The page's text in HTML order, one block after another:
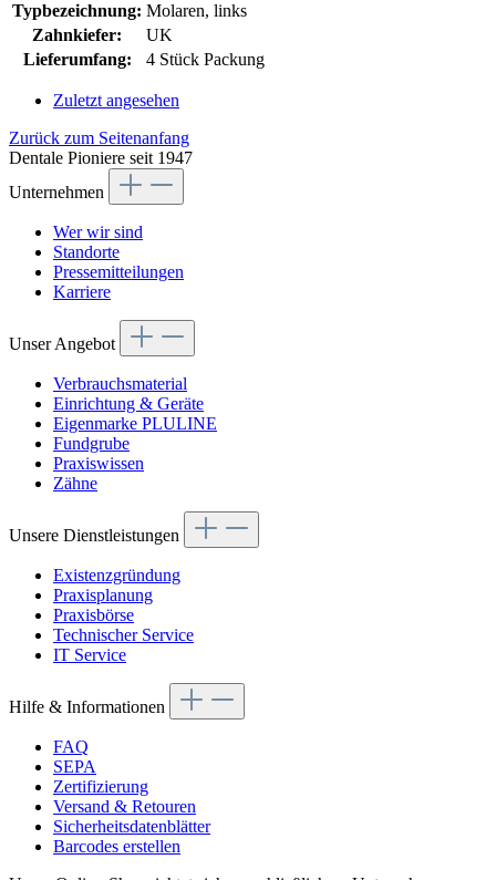
Typbezeichnung: Molaren, links
Zahnkiefer:
UK
Lieferumfang:
4 Stück Packung
Zuletzt angesehen
Zurück zum Seitenanfang
Dentale Pioniere seit 1947
Unternehmen
Wer wir sind
Standorte
Pressemitteilungen
Karriere
Unser Angebot
Verbrauchsmaterial
Einrichtung & Geräte
Eigenmarke PLULINE
Fundgrube
Praxiswissen
Zähne
Unsere Dienstleistungen
Existenzgründung
Praxisplanung
Praxisbörse
Technischer Service
IT Service
Hilfe & Informationen
FAQ
SEPA
Zertifizierung
Versand & Retouren
Sicherheitsdatenblätter
Barcodes erstellen